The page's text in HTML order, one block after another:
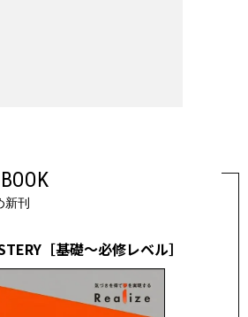
新刊
［基礎～必修レベル］